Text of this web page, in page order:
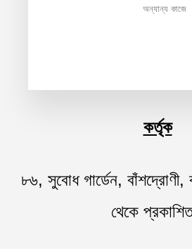
অন্যান্য কাজে
কর্তৃক
৮৬, সুবোধ গার্ডেন,
থেকে